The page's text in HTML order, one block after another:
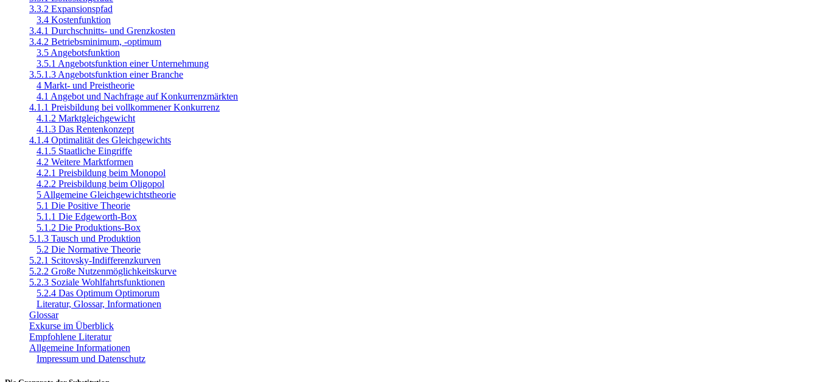
3.3.2 Expansionspfad
3.4 Kostenfunktion
3.4.1 Durchschnitts- und Grenzkosten
3.4.2 Betriebsminimum, -optimum
3.5 Angebotsfunktion
3.5.1 Angebotsfunktion einer Unternehmung
3.5.1.3 Angebotsfunktion einer Branche
4 Markt- und Preistheorie
4.1 Angebot und Nachfrage auf Konkurrenzmärkten
4.1.1 Preisbildung bei vollkommener Konkurrenz
4.1.2 Marktgleichgewicht
4.1.3 Das Rentenkonzept
4.1.4 Optimalität des Gleichgewichts
4.1.5 Staatliche Eingriffe
4.2 Weitere Marktformen
4.2.1 Preisbildung beim Monopol
4.2.2 Preisbildung beim Oligopol
5 Allgemeine Gleichgewichtstheorie
5.1 Die Positive Theorie
5.1.1 Die Edgeworth-Box
5.1.2 Die Produktions-Box
5.1.3 Tausch und Produktion
5.2 Die Normative Theorie
5.2.1 Scitovsky-Indifferenzkurven
5.2.2 Große Nutzenmöglichkeitskurve
5.2.3 Soziale Wohlfahrtsfunktionen
5.2.4 Das Optimum Optimorum
Literatur, Glossar, Informationen
Glossar
Exkurse im Überblick
Empfohlene Literatur
Allgemeine Informationen
Impressum und Datenschutz